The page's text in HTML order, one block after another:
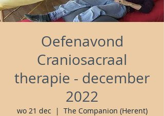
Oefenavond
Craniosacraal
therapie - december
2022
wo 21 dec
  |
The Companion (Herent)